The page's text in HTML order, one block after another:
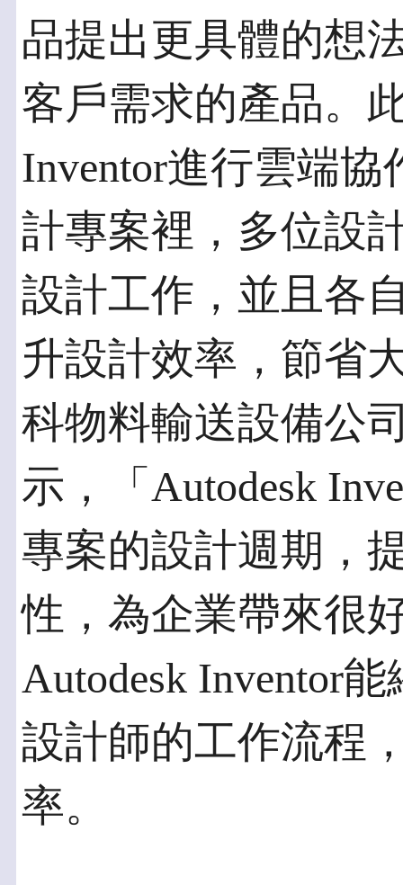
品提出更具體的想
客戶需求的產品。
Inventor進行雲端
計專案裡，多位設
設計工作，並且各
升設計效率，節省
科物料輸送設備公
示，「Autodesk
專案的設計週期，
性，為企業帶來很
Autodesk Inventor
設計師的工作流程
率。